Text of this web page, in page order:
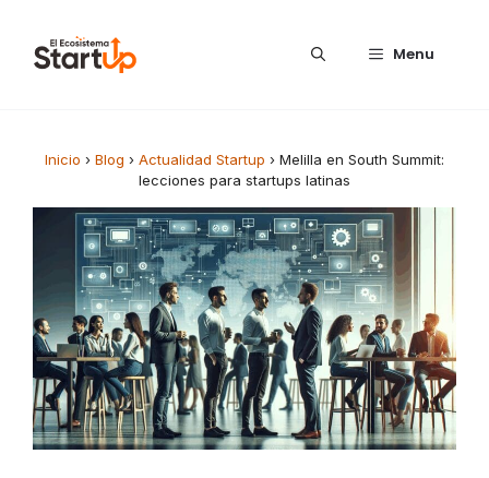
Menu
Inicio › Blog › Actualidad Startup › Melilla en South Summit:
lecciones para startups latinas